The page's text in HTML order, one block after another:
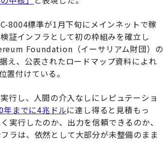
8004標準が1月下旬にメインネットで稼
証インフラとして初の枠組みを確立し
Foundation（イーサリアム財団）の
え、公表されたロードマップ資料によれ
付けている。
行し、人間の介入なしにレピュテーショ
年までに4兆ドルに達し得ると見積もっ
実行したのか、出力を信頼できるのか、
ラは、依然として大部分が未整備のまま